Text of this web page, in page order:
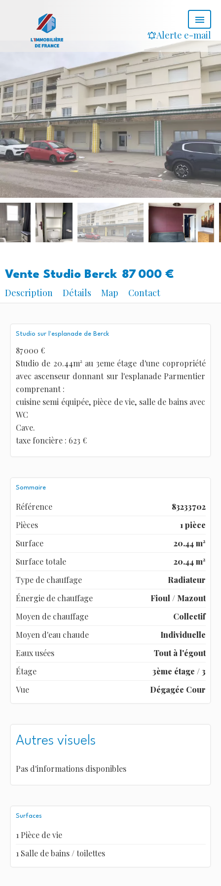
Alerte e-mail
Vente Studio Berck 87 000 €
Description
Détails Map Contact
Studio sur l'esplanade de Berck
87 000 €
Studio de 20.44m² au 3eme étage d'une copropriété
avec ascenseur donnant sur l'esplanade Parmentier
comprenant :
cuisine semi équipée, pièce de vie, salle de bains avec
WC
Cave.
taxe foncière : 623 €
Sommaire
Référence
83233702
Pièces
1 pièce
Surface
20.44 m²
Surface totale
20.44 m²
Type de chauffage
Radiateur
Énergie de chauffage
Fioul / Mazout
Moyen de chauffage
Collectif
Moyen d'eau chaude
Individuelle
Eaux usées
Tout à l'égout
Étage
3ème étage / 3
Vue
Dégagée Cour
Autres visuels
Pas d'informations disponibles
Surfaces
1 Pièce de vie
1 Salle de bains / toilettes